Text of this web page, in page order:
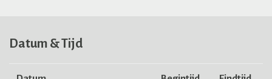
Datum & Tijd